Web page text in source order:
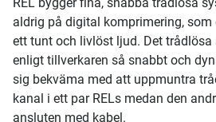
aldrig på digital komprimering, som
ett tunt och livlöst ljud. Det trådlösa
enligt tillverkaren så snabbt och
sig bekväma med att uppmuntra
kanal i ett par RELs medan den
ansluten med kabel.